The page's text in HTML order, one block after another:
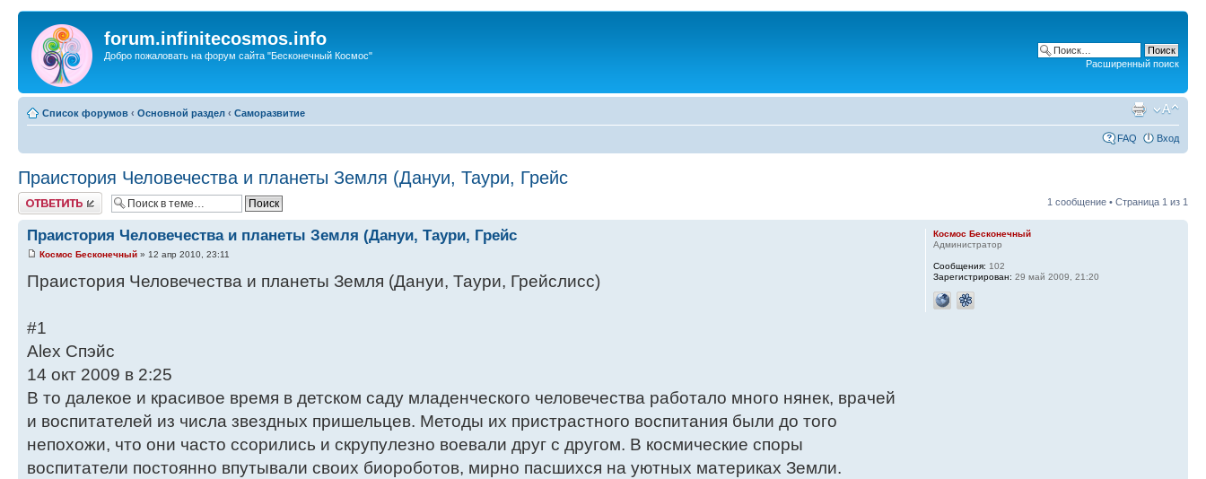
forum.infinitecosmos.info
Добро пожаловать на форум сайта "Бесконечный Космос"
Расширенный поиск
Список форумов ‹ Основной раздел ‹ Саморазвитие
FAQ Вход
Праистория Человечества и планеты Земля (Дануи, Таури, Грейс
Ответить 1 сообщение • Страница 1 из 1
Праистория Человечества и планеты Земля (Дануи, Таури, Грейс
Космос Бесконечный » 12 апр 2010, 23:11
Праистория Человечества и планеты Земля (Дануи, Таури, Грейслисс)
#1
Alex Спэйс
14 окт 2009 в 2:25
В то далекое и красивое время в детском саду младенческого человечества работало много нянек, врачей
и воспитателей из числа звездных пришельцев. Методы их пристрастного воспитания были до того
непохожи, что они часто ссорились и скрупулезно воевали друг с другом. В космические споры
воспитатели постоянно впутывали своих биороботов, мирно пасшихся на уютных материках Земли.
Космос Бесконечный
Администратор
Сообщения: 102
Зарегистрирован: 29 май 2009, 21:20